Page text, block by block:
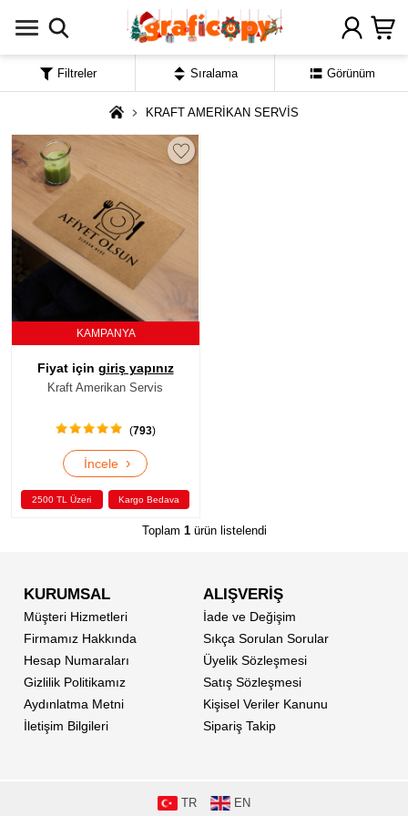
KRAFT AMERİKAN SERVİS
KAMPANYA
Fiyat için giriş yapınız
Kraft Amerikan Servis
(793)
İncele ›
2500 TL Üzeri Kargo Bedava
Toplam 1ürün listelendi
KURUMSAL
Müşteri Hizmetleri
Firmamız Hakkında
Hesap Numaraları
Gizlilik Politikamız
Aydınlatma Metni
İletişim Bilgileri
ALIŞVERİŞ
İade ve Değişim
Sıkça Sorulan Sorular
Üyelik Sözleşmesi
Satış Sözleşmesi
Kişisel Veriler Kanunu
Sipariş Takip
TR EN
Filtreler Sıralama Görünüm